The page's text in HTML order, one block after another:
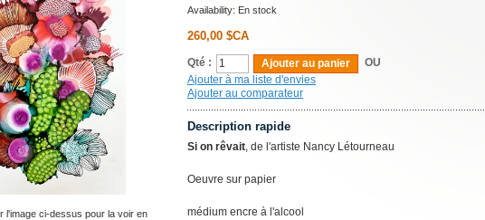
Availability: En stock
260,00 $CA
Qté : Ajouter au panier
OU
Ajouter à ma liste d'envies
Ajouter au comparateur
Description rapide
Si on rêvait, de l'artiste Nancy Létourneau
Oeuvre sur papier
médium encre à l'alcool
l'image ci-dessus pour la voir en